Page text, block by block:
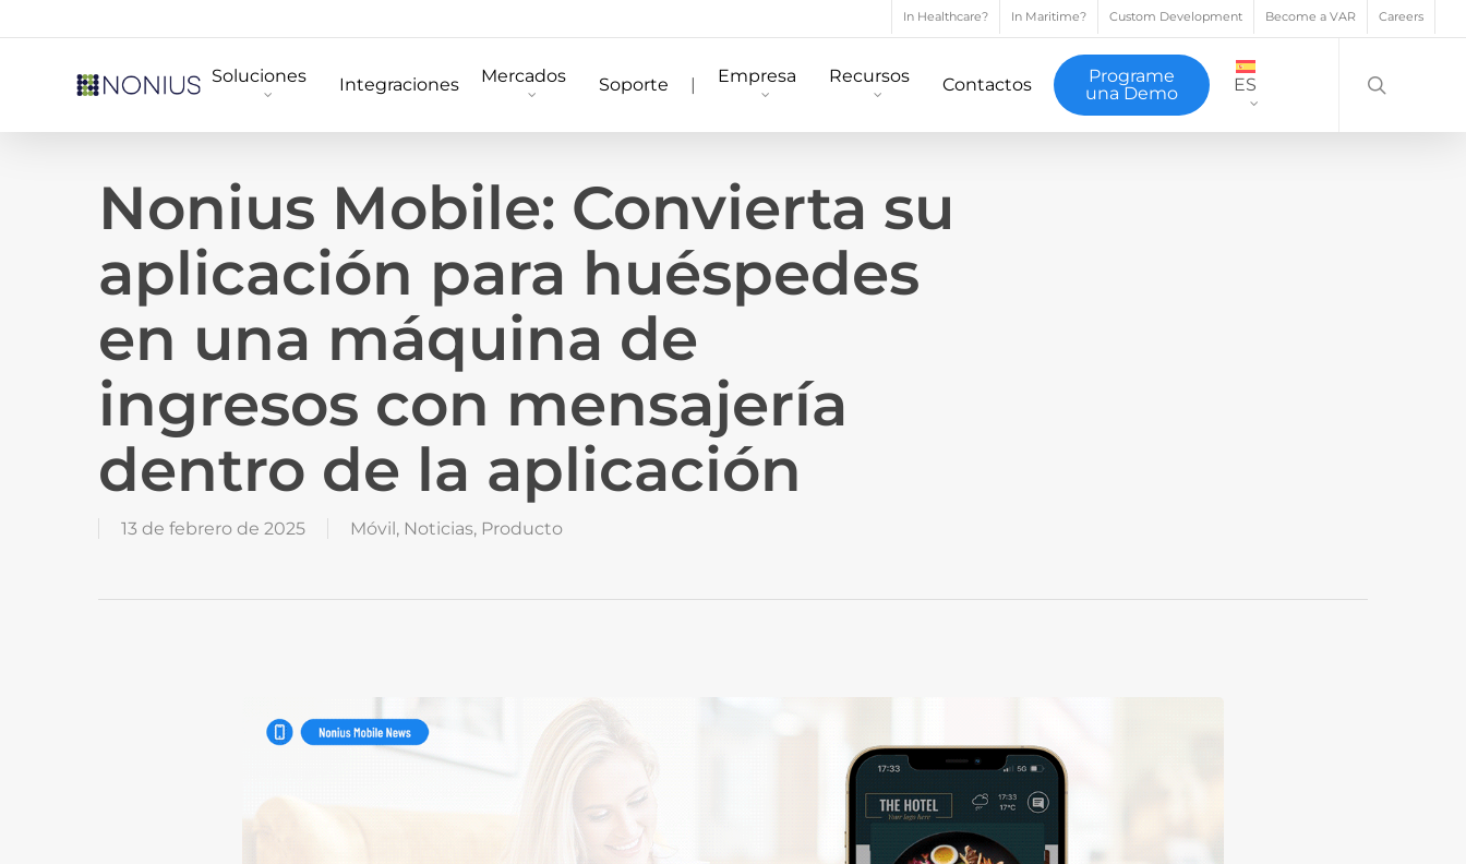
In Healthcare? In Maritime? Custom Development Become a VAR Careers
Soluciones Integraciones Mercados Soporte | Empresa Recursos Contactos
Programe
una Demo
ES
Nonius Mobile: Convierta su
aplicación para huéspedes
en una máquina de
ingresos con mensajería
dentro de la aplicación
13 de febrero de 2025 Móvil, Noticias, Producto